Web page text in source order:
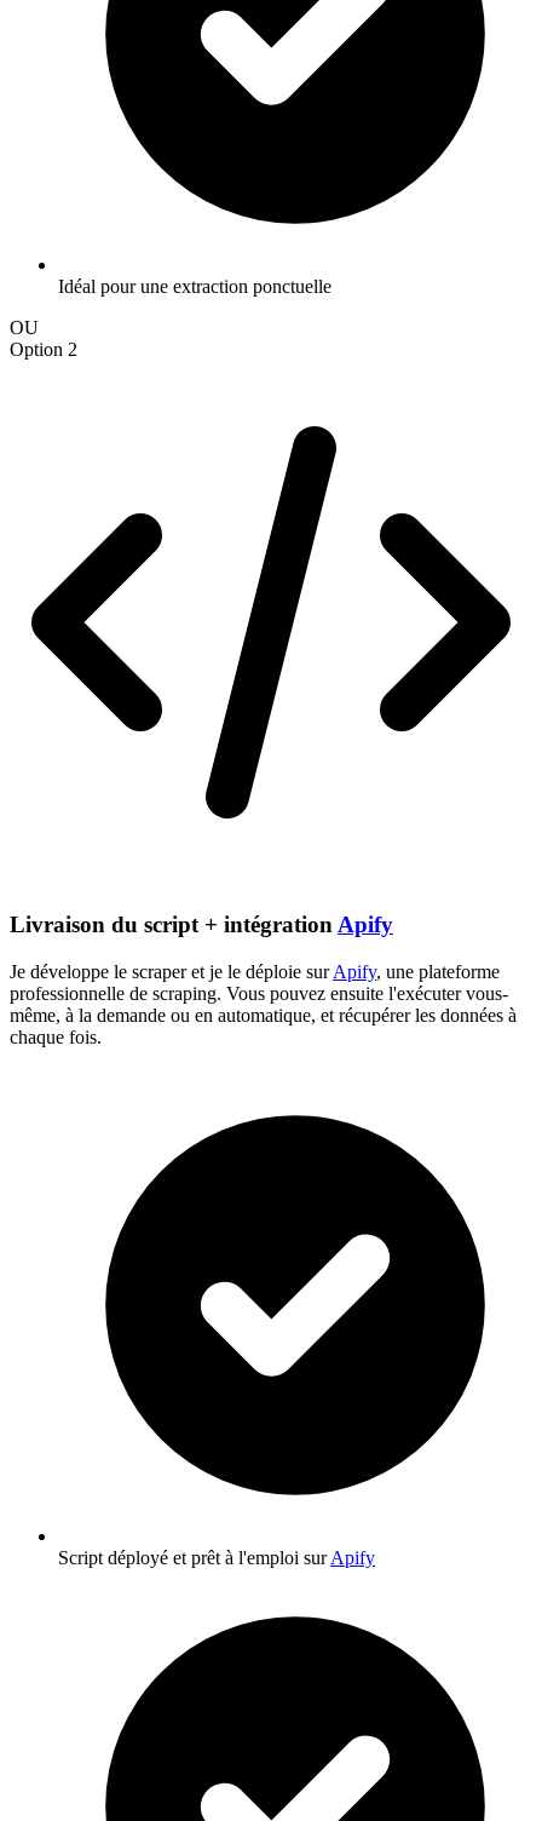
Idéal pour une extraction ponctuelle
OU
Option 2
Livraison du script + intégration Apify
Je développe le scraper et je le déploie surApify, une plateforme
professionnelle de scraping. Vous pouvez ensuite l'exécuter vous-
même, à la demande ou en automatique, et récupérer les données à
chaque fois.
Script déployé et prêt à l'emploi surApify